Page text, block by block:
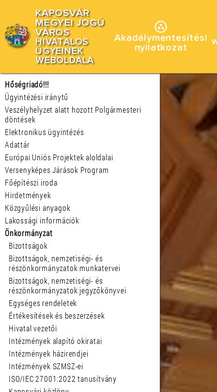
KAPOSVÁR
MEGYEI JOGÚ
VÁROS
HIVATALOS
ÜGYEINEK
WEBOLDALA
Akadálymentesítési
nyilatkozat
Hőségriadó!!!
Ügyintézési iránytű
Veszélyhelyzet alatt hozott Polgármesteri
döntések
Elektronikus ügyintézés
Adattár
Európai Uniós Projektek aloldalai
Versenyképes Járások Program
Főépítészi iroda
Hirdetmények
Közgyűlési anyagok
Lakossági információk
Önkormányzat
Bizottságok
Bizottságok, nemzetiségi- és
részönkormányzatok munkatervei
Bizottságok, nemzetiségi- és
részönkormányzatok jegyzőkönyvei
Egységes rendeletek
Értékesítések és beszerzések
Hivatal vezetői
Intézmények alapító okiratai
Intézmények házirendjei
Intézmények SZMSZ-ei
ISO/IEC 27001:2022 tanusítvány